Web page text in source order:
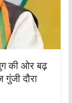
की ओर बढ़
दौरा